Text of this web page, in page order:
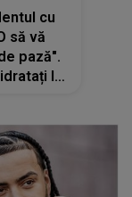
cu
să vă
pază".
la